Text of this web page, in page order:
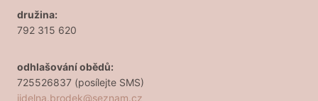
družina:
792 315 620
odhlašování obědů:
725526837 (posílejte SMS)
jidelna.brodek@seznam.cz